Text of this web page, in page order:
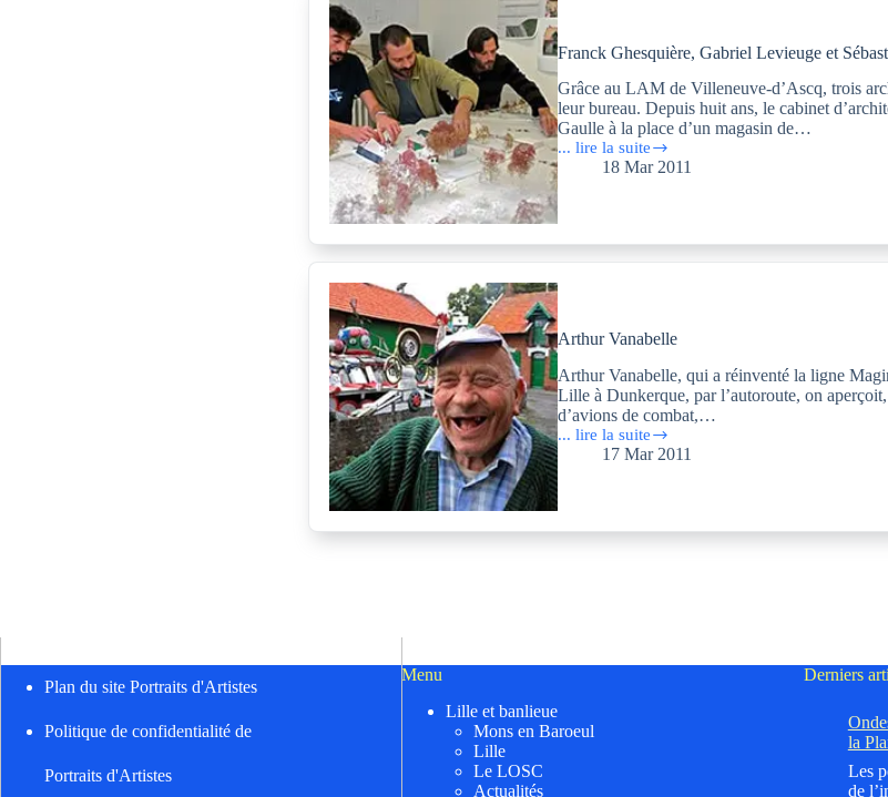
Franck Ghesquière, Gabriel Levieuge et
Grâce au LAM de Villeneuve-d’Ascq, trois
leur bureau. Depuis huit ans, le cabinet
Gaulle à la place d’un magasin de…
... lire la suite
Franck
Ghesquière,
Gabriel
Levieuge
Sébastien
Loutreau
–
architectes
18 Mar 2011
Arthur Vanabelle
Arthur Vanabelle, qui a réinventé la ligne
Lille à Dunkerque, par l’autoroute, on
d’avions de combat,…
... lire la suite
Arthur
Vanabelle17 Mar 2011
Plan du site Portraits d'Artistes
Politique de confidentialité de
Portraits d'Artistes
Menu
Lille et banlieue
Mons en Baroeul
Lille
Le LOSC
Actualités
Derniers
la
Les
de